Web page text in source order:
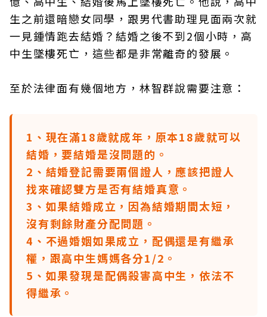
生之前還暗戀女同學，跟男代書助理見面兩次就
一見鍾情跑去結婚？結婚之後不到2個小時，高
中生墜樓死亡，這些都是非常離奇的發展。
至於法律面有幾個地方，林智群說需要注意：
1、現在滿18歲就成年，原本18歲就可以
結婚，要結婚是沒問題的。
2、結婚登記需要兩個證人，應該把證人
找來確認雙方是否有結婚真意。
3、如果結婚成立，因為結婚期間太短，
沒有剩餘財產分配問題。
4、不過婚姻如果成立，配偶還是有繼承
權，跟高中生媽媽各分1/2。
5、如果發現是配偶殺害高中生，依法不
得繼承。